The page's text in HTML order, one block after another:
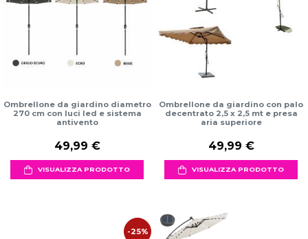
Ombrellone da giardino diametro
270 cm con luci led e sistema
antivento
49,99 €
VISUALIZZA PRODOTTO
Ombrellone da giardino con palo
decentrato 2,5 x 2,5 mt e presa
aria superiore
49,99 €
VISUALIZZA PRODOTTO
-25%